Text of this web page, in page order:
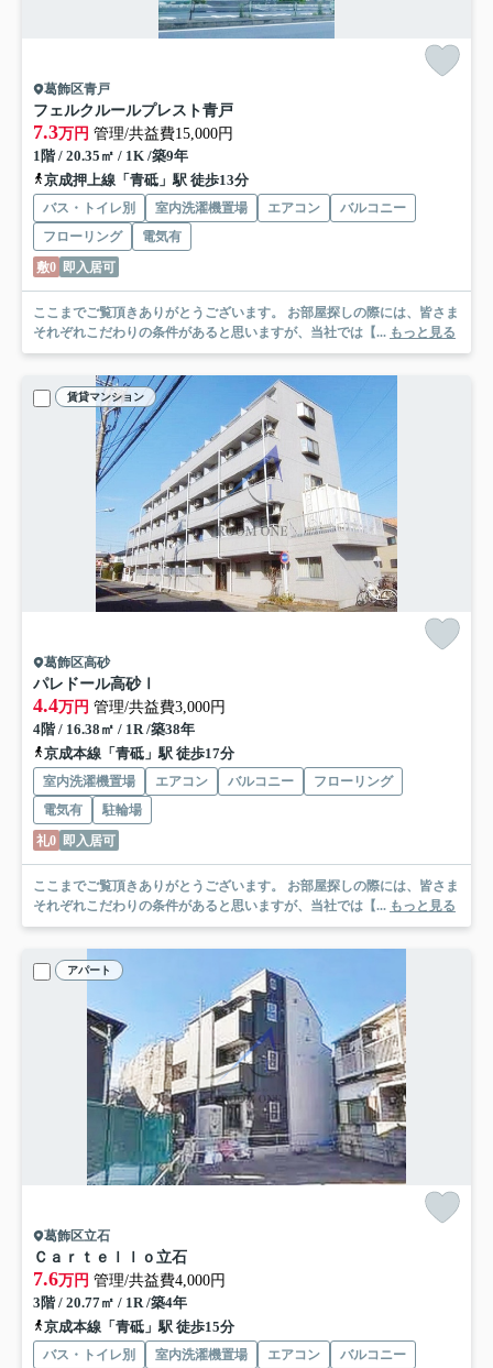
葛飾区青戸
フェルクルールプレスト青戸
7.3万円 管理/共益費15,000円
1階 / 20.35㎡ / 1K /築9年
京成押上線「青砥」駅 徒歩13分
バス・トイレ別 室内洗濯機置場 エアコン
バルコニー
フローリング
電気有
敷0 即入居可
ここまでご覧頂きありがとうございます。 お部屋探しの際には、皆さま
それぞれこだわりの条件があると思いますが、当社では【... もっと見る
賃貸マンション
葛飾区高砂
パレドール高砂Ⅰ
4.4万円 管理/共益費3,000円
4階 / 16.38㎡ / 1R /築38年
京成本線「青砥」駅 徒歩17分
室内洗濯機置場 エアコン バルコニー
フローリング
電気有
駐輪場
礼0 即入居可
ここまでご覧頂きありがとうございます。 お部屋探しの際には、皆さま
それぞれこだわりの条件があると思いますが、当社では【... もっと見る
アパート
葛飾区立石
Ｃａｒｔｅｌｌｏ立石
7.6万円 管理/共益費4,000円
3階 / 20.77㎡ / 1R /築4年
京成本線「青砥」駅 徒歩15分
バス・トイレ別 室内洗濯機置場 エアコン
バルコニー